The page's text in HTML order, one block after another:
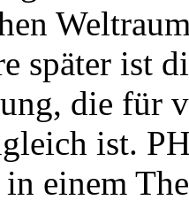
später ist
die für
ist.
einem